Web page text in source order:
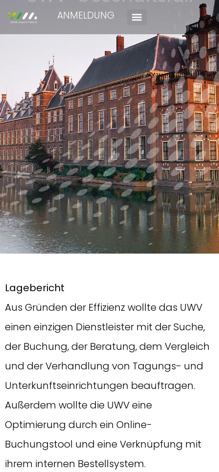
ANMELDUNG
Lagebericht
Aus Gründen der Effizienz wollte das UWV
einen einzigen Dienstleister mit der Suche,
der Buchung, der Beratung, dem Vergleich
und der Verhandlung von Tagungs- und
Unterkunftseinrichtungen beauftragen.
Außerdem wollte die UWV eine
Optimierung durch ein Online-
Buchungstool und eine Verknüpfung mit
ihrem internen Bestellsystem.